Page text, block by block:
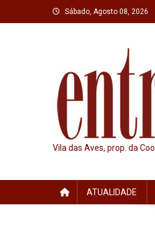
to
Sábado, Agosto 08, 2026
Vila das Aves, prop. da
ATUALIDADE